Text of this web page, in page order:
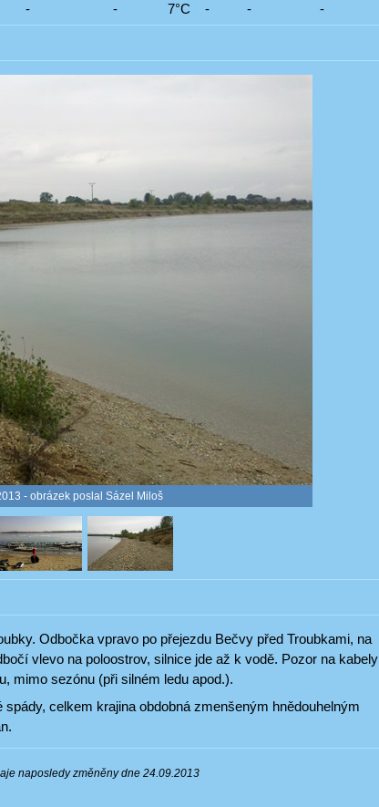
- - 7°C - - -
- obrázek poslal Sázel Miloš
Odbočka vpravo po přejezdu Bečvy před Troubkami, na
vlevo na poloostrov, silnice jde až k vodě. Pozor na kabely
mimo sezónu (při silném ledu apod.).
celkem krajina obdobná zmenšeným hnědouhelným
naposledy změněny dne 24.09.2013